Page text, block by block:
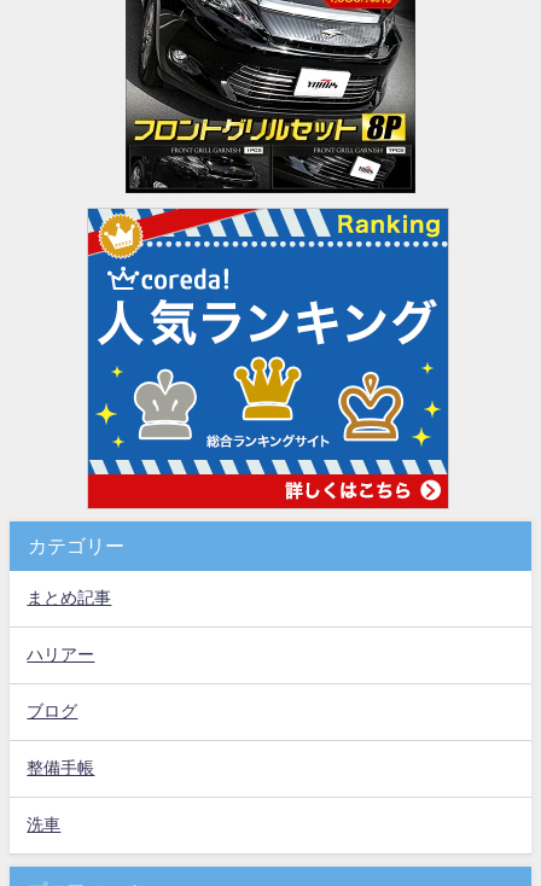
カテゴリー
まとめ記事
ハリアー
ブログ
整備手帳
洗車